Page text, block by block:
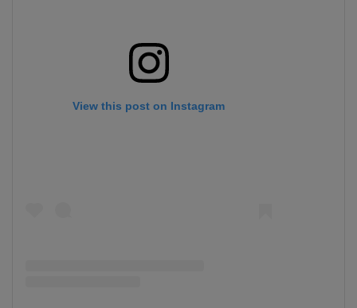
View this post on Instagram